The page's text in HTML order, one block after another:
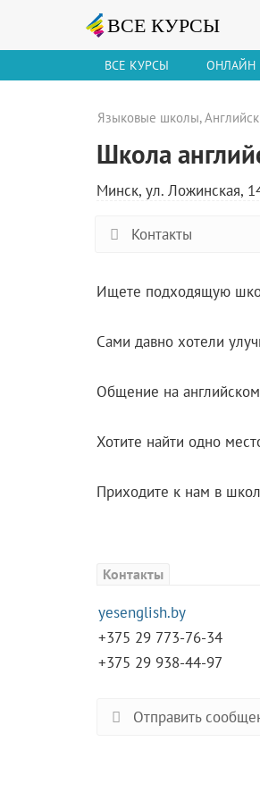
ВСЕ КУРСЫ ОНЛАЙН
Языковые школы,
Школа
Минск, ул. Ложинская,
Контакты
Ищете подходящую
Сами давно хотели
Общение на
Хотите найти одно
Приходите к нам в
Контакты
yesenglish.by
+375 29 773-76-34
+375 29 938-44-97
Отправить